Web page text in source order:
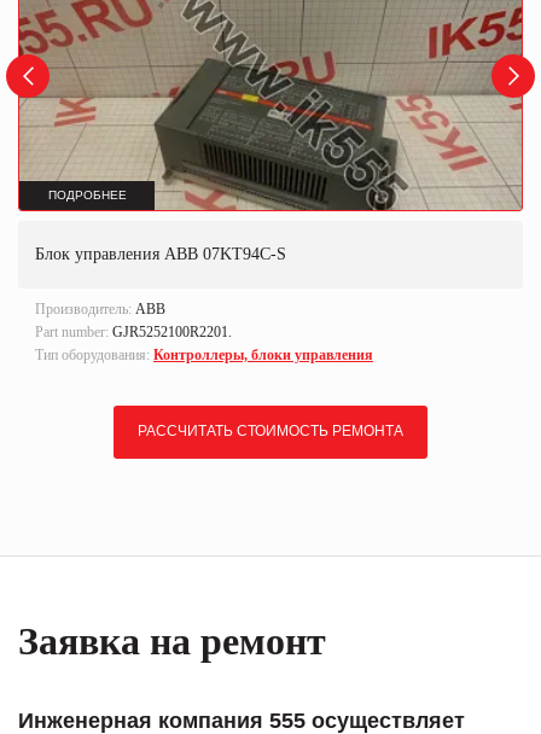
ПОДРОБНЕЕ
Блок управления ABB 07KT94C-S
Производитель: ABB
Part number: GJR5252100R2201.
Тип оборудования: Контроллеры, блоки управления
РАССЧИТАТЬ СТОИМОСТЬ РЕМОНТА
Заявка на ремонт
Инженерная компания 555 осуществляет